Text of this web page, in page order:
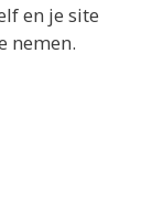
en je site
nemen.